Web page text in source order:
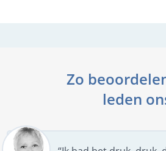
Zo
leden